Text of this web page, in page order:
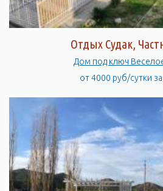
Отдых Судак,
Дом под ключ
от 4000 руб/сутки